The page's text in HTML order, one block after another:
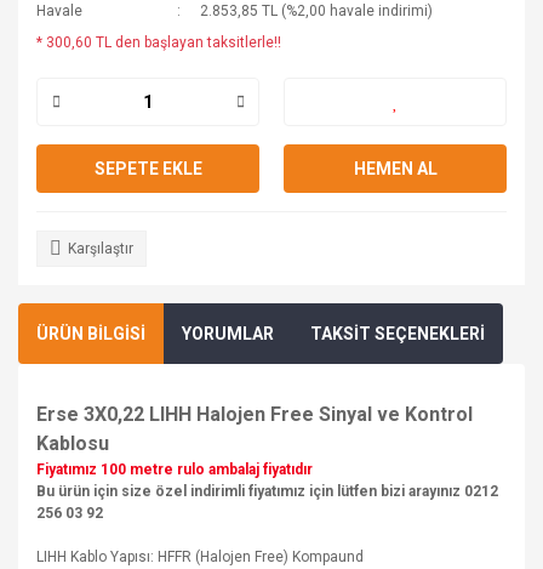
Havale
2.853,85 TL (%2,00 havale indirimi)
* 300,60 TL den başlayan taksitlerle!!
SEPETE EKLE HEMEN AL
Karşılaştır
ÜRÜN BİLGİSİ YORUMLAR TAKSİT SEÇENEKLERİ
Erse 3X0,22 LIHH Halojen Free Sinyal ve Kontrol
Kablosu
Fiyatımız 100 metre rulo ambalaj fiyatıdır
Bu ürün için size özel indirimli fiyatımız için lütfen bizi arayınız 0212
256 03 92
LIHH Kablo Yapısı: HFFR (Halojen Free) Kompaund